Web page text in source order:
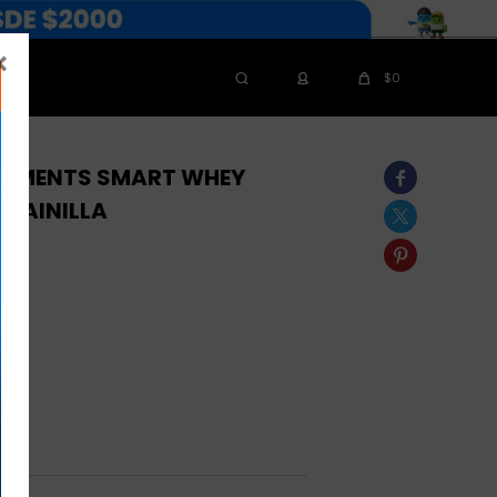
$0



SMART WHEY
VAINILLA